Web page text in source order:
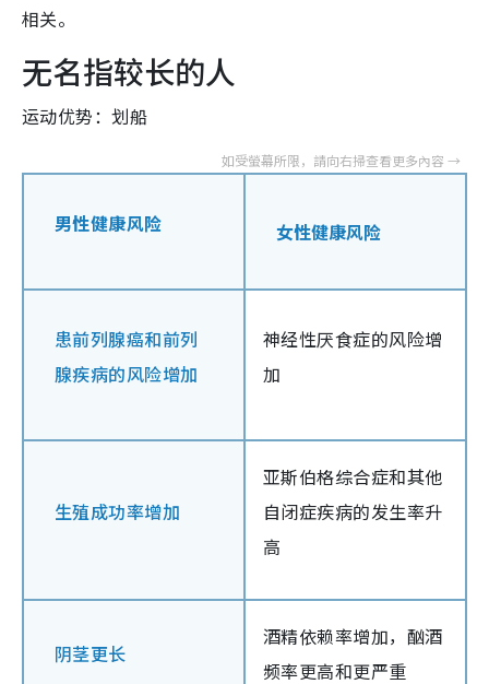
相关。
无名指较长的人
运动优势：划船
男性健康风险 女性健康风险
患前列腺癌和前列
腺疾病的风险增加
神经性厌食症的风险增
加
生殖成功率增加
亚斯伯格综合症和其他
自闭症疾病的发生率升
高
阴茎更长
酒精依赖率增加，酗酒
频率更高和更严重